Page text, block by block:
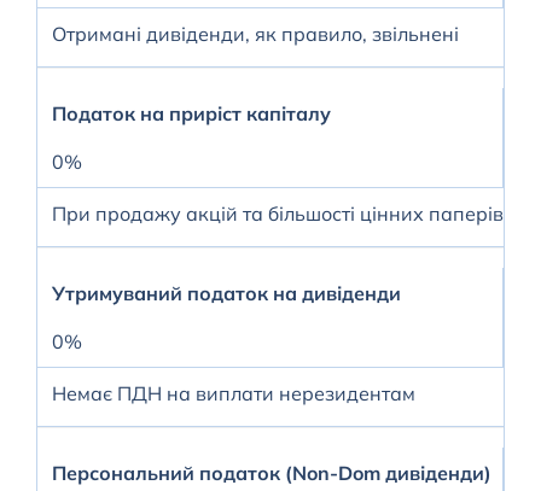
Отримані дивіденди, як правило, звільнені
Податок на приріст капіталу
0%
При продажу акцій та більшості цінних паперів
Утримуваний податок на дивіденди
0%
Немає ПДН на виплати нерезидентам
Персональний податок (Non-Dom дивіденди)